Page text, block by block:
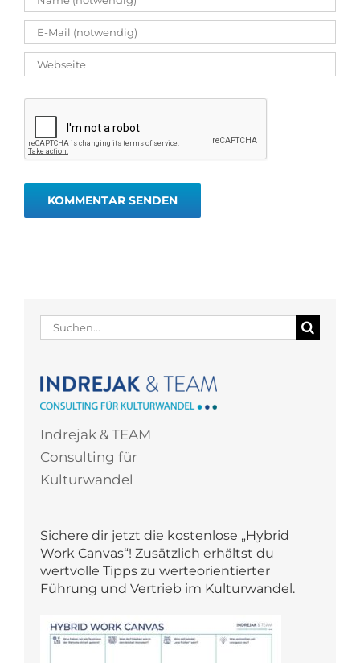
Suche
Indrejak & TEAM
Consulting für
Kulturwandel
Sichere dir jetzt die kostenlose „Hybrid
Work Canvas“! Zusätzlich erhältst du
wertvolle Tipps zu werteorientierter
Führung und Vertrieb im Kulturwandel.